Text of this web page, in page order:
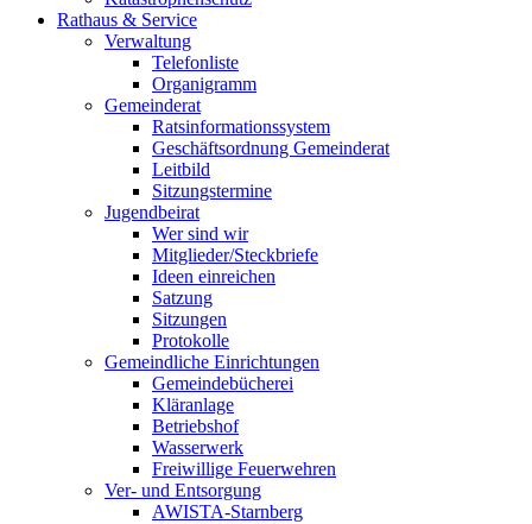
Rathaus & Service
Verwaltung
Telefonliste
Organigramm
Gemeinderat
Ratsinformationssystem
Geschäftsordnung Gemeinderat
Leitbild
Sitzungstermine
Jugendbeirat
Wer sind wir
Mitglieder/Steckbriefe
Ideen einreichen
Satzung
Sitzungen
Protokolle
Gemeindliche Einrichtungen
Gemeindebücherei
Kläranlage
Betriebshof
Wasserwerk
Freiwillige Feuerwehren
Ver- und Entsorgung
AWISTA-Starnberg